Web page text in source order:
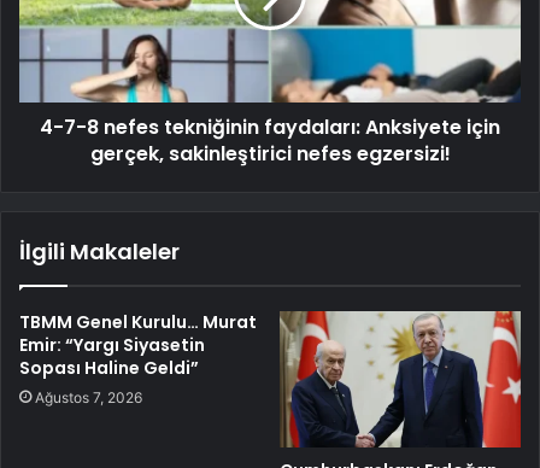
4-7-8 nefes tekniğinin faydaları: Anksiyete için
gerçek, sakinleştirici nefes egzersizi!
İlgili Makaleler
TBMM Genel Kurulu… Murat
Emir: “Yargı Siyasetin
Sopası Haline Geldi”
Ağustos 7, 2026